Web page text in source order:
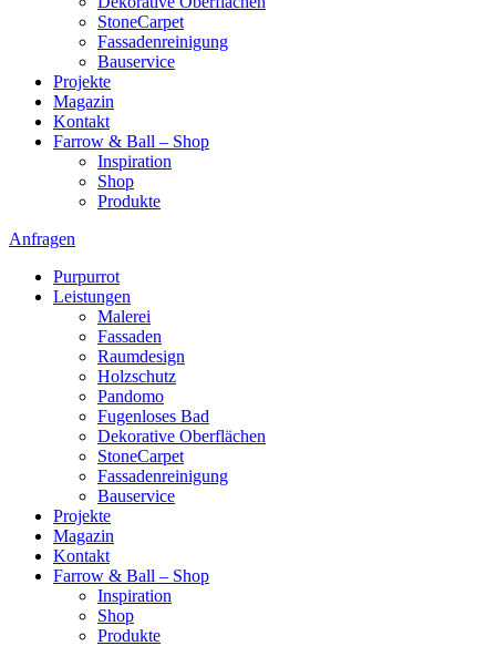
StoneCarpet
Fassadenreinigung
Bauservice
Projekte
Magazin
Kontakt
Farrow & Ball – Shop
Inspiration
Shop
Produkte
Anfragen
Purpurrot
Leistungen
Malerei
Fassaden
Raumdesign
Holzschutz
Pandomo
Fugenloses Bad
Dekorative Oberflächen
StoneCarpet
Fassadenreinigung
Bauservice
Projekte
Magazin
Kontakt
Farrow & Ball – Shop
Inspiration
Shop
Produkte